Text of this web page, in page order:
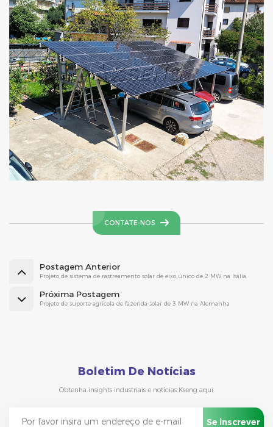
CONTATE-NOS
Postagem Anterior
Projeto de sistema de rastreamento solar de eixo único de 2 MW na Itália
Próxima Postagem
Projeto de suporte agrícola de fazenda solar de 3 MW na Alemanha
Boletim De Notícias
Obtenha insights industriais e notícias Kseng aqui.